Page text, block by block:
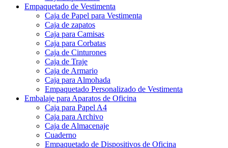
Empaquetado de Vestimenta
Caja de Papel para Vestimenta
Caja de zapatos
Caja para Camisas
Caja para Corbatas
Caja de Cinturones
Caja de Traje
Caja de Armario
Caja para Almohada
Empaquetado Personalizado de Vestimenta
Embalaje para Aparatos de Oficina
Caja para Papel A4
Caja para Archivo
Caja de Almacenaje
Cuaderno
Empaquetado de Dispositivos de Oficina